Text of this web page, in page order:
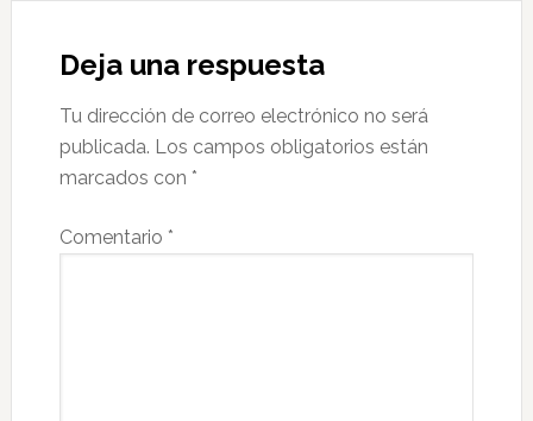
Deja una respuesta
Tu dirección de correo electrónico no será
publicada. Los campos obligatorios están
marcados con *
Comentario *